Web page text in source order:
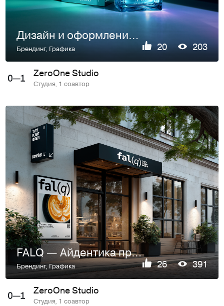
Дизайн и оформление упаковки парфюмерии | SENSOR / SENS°R
Брендинг, Графика 20 203
ZeroOne Studio
Студия, 1 соавтор
FALQ — Айдентика премиального кофейного бренда
Брендинг,Графика 26 391
ZeroOne Studio
Студия, 1 соавтор